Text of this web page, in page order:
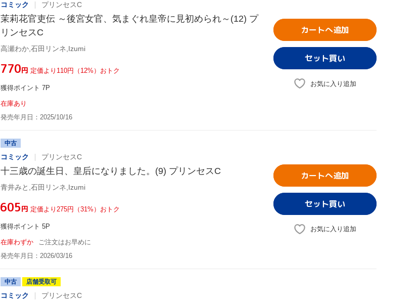
コミック プリンセスC
茉莉花官吏伝 ～後宮女官、気まぐれ皇帝に見初められ～(12) プ
リンセスC
高瀬わか,石田リンネ,Izumi
¥770円 定価より110円（12%）おトク
獲得ポイント 7P
在庫あり
発売年月日：2025/10/16
カートへ追加
お気に入り追加
中古
コミック プリンセスC
十三歳の誕生日、皇后になりました。(9) プリンセスC
青井みと,石田リンネ,Izumi
¥605円 定価より275円（31%）おトク
獲得ポイント 5P
在庫わずか
ご注文はお早めに
発売年月日：2026/03/16
カートへ追加
お気に入り追加
中古 店舗受取可
コミック プリンセスC